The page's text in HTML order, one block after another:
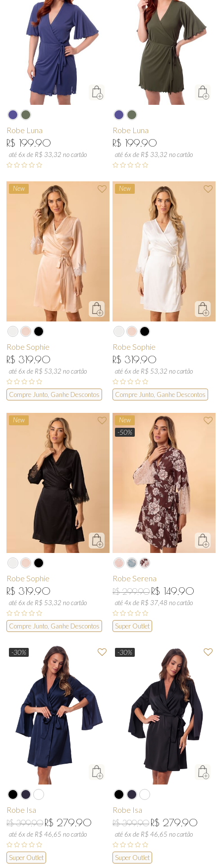
Robe Luna
R$ 199,90
até 6x de R$ 33,32 no cartão
Robe Luna
R$ 199,90
até 6x de R$ 33,32 no cartão
New
Robe Sophie
R$ 319,90
até 6x de R$ 53,32 no cartão
Compre Junto, Ganhe Descontos
New
Robe Sophie
R$ 319,90
até 6x de R$ 53,32 no cartão
Compre Junto, Ganhe Descontos
New
Robe Sophie
R$ 319,90
até 6x de R$ 53,32 no cartão
Compre Junto, Ganhe Descontos
New
-50%
Robe Serena
R$ 299,90 R$ 149,90
até 4x de R$ 37,48 no cartão
Super Outlet
-30%
Robe Isa
R$ 399,90 R$ 279,90
até 6x de R$ 46,65 no cartão
Super Outlet
-30%
Robe Isa
R$ 399,90 R$ 279,90
até 6x de R$ 46,65 no cartão
Super Outlet